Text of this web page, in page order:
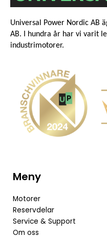
Universal Power Nordic AB
AB. I hundra år har vi varit
industrimotorer.
Meny
Motorer
Reservdelar
Service & Support
Om oss